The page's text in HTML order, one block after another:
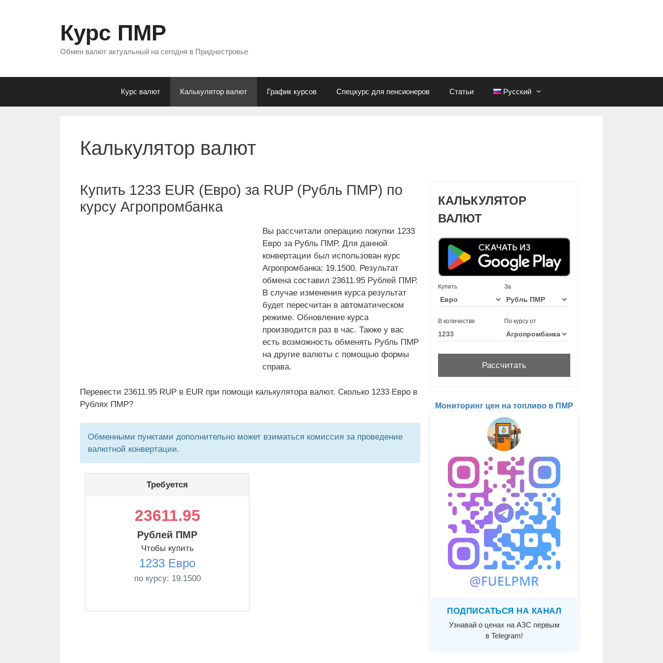
Курс ПМР
Обмен валют актуальный на сегодня в Приднестровье
Курс валют Калькулятор валют График курсов Спецкурс для пенсионеров Статьи Русский
Калькулятор валют
Купить 1233 EUR (Евро) за RUP (Рубль ПМР) по
курсу Агропромбанка
Вы рассчитали операцию покупки 1233
Евро за Рубль ПМР. Для данной
конвертации был использован курс
Агропромбанка: 19.1500. Результат
обмена составил 23611.95 Рублей ПМР.
В случае изменения курса результат
будет пересчитан в автоматическом
режиме. Обновление курса
производится раз в час. Также у вас
есть возможность обменять Рубль ПМР
на другие валюты с помощью формы
справа.
Перевести 23611.95 RUP в EUR при помощи калькулятора валют. Сколько 1233 Евро в
Рублях ПМР?
Обменными пунктами дополнительно может взиматься комиссия за проведение
валютной конвертации.
Требуется
23611.95
Рублей ПМР
Чтобы купить
1233 Евро
по курсу: 19.1500
КАЛЬКУЛЯТОР
ВАЛЮТ
Купить За
В количестве По курсу от
Мониторинг цен на топливо в ПМР
ПОДПИСАТЬСЯ НА КАНАЛ
Узнавай о ценах на АЗС первым
в Telegram!